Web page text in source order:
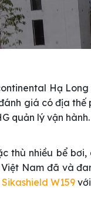
Hạ
giá có địa thế
quản lý vận hành.
thù nhiều bể
Nam đã và
Sikashield W159